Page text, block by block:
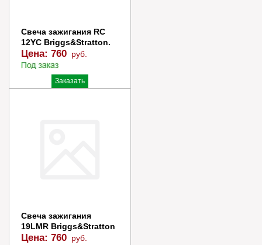
Свеча зажигания RC
12YC Briggs&Stratton.
Цена: 760 руб.
Заказать
Свеча зажигания
19LMR Briggs&Stratton
Цена: 760 руб.